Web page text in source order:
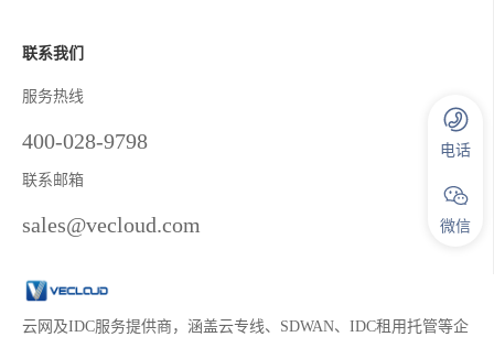
联系我们
服务热线
400-028-9798
联系邮箱
sales@vecloud.com
云网及IDC服务提供商，涵盖云专线、SDWAN、IDC租用托管等企
电话
微信